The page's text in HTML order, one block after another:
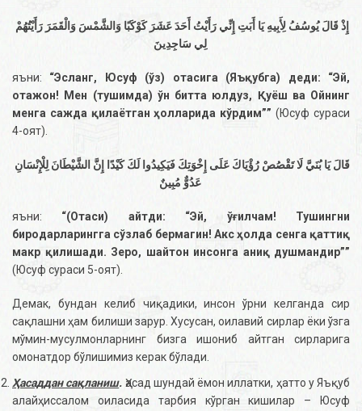
لِي سَاجِدِينَ
яъни: “Эсланг, Юсуф (ўз) отасига (Яъқубга) деди: “Эй,
отажон! Мен (тушимда) ўн битта юлдуз, Қуёш ва Ойнинг
менга сажда қилаётган ҳолларида кўрдим””(Юсуф сураси
4-оят).
عَدُوٌّ مُبِينٌ
яъни: “(Отаси) айтди: “Эй, ўғилчам! Тушингни
биродарларингга сўзлаб бермагин! Акс ҳолда сенга қаттиқ
макр қилишади. Зеро, шайтон инсонга аниқ душмандир””
(Юсуф сураси 5-оят).
Демак, бундан келиб чиқадики, инсон ўрни келганда сир
сақлашни ҳам билиши зарур. Хусусан, оилавий сирлар ёки ўзга
мўмин-мусулмонларнинг бизга ишониб айтган сирларига
омонатдор бўлишимиз керак бўлади.
Ҳасаддан сақланиш. Ҳасад шундай ёмон иллатки, ҳатто у Яъқуб
алайҳиссалом оиласида тарбия кўрган кишилар – Юсуф